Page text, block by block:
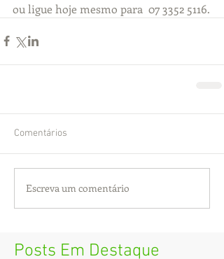
ou ligue hoje mesmo para  07 3352 5116.
Comentários
Escreva um comentário
Posts Em Destaque